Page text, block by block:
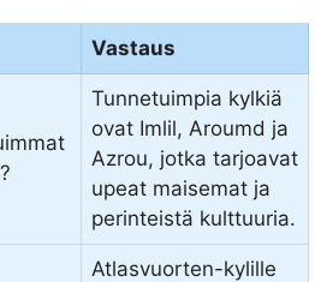
Vastaus
Tunnetuimpia kylkiä
ovat Imlil, Aroumd ja
Azrou, jotka tarjoavat
upeat maisemat ja
perinteistä kulttuuria.
Atlasvuorten-kylille